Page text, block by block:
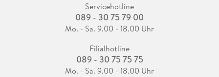
Servicehotline
089 - 30 75 79 00
Mo. - Sa. 9.00 - 18.00 Uhr
Filialhotline
089 - 30 75 75 75
Mo. - Sa. 9.00 - 18.00 Uhr